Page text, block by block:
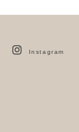
Instagram